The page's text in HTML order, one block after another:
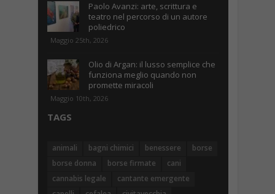
Paolo Avanzi: arte, scrittura e
teatro nel percorso di un autore
poliedrico
Maggio 25th, 2026
Olio di Argan: il lusso semplice che
funziona meglio quando non
promette miracoli
Maggio 10th, 2026
TAGS
animali bagni chimici benessere
borse
borse donna
borse firmate
cani
cannabis legale
cantante emergente